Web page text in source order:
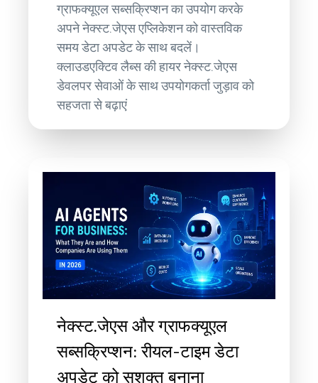
ग्राफक्यूएल सब्सक्रिप्शन का उपयोग करके
अपने नेक्स्ट.जेएस एप्लिकेशन को वास्तविक
समय डेटा अपडेट के साथ बदलें।
क्लाउडएक्टिव लैब्स की हायर नेक्स्ट.जेएस
डेवलपर सेवाओं के साथ उपयोगकर्ता जुड़ाव को
सहजता से बढ़ाएं
नेक्स्ट.जेएस और ग्राफक्यूएल
सब्सक्रिप्शन: रीयल-टाइम डेटा
अपडेट को सशक्त बनाना